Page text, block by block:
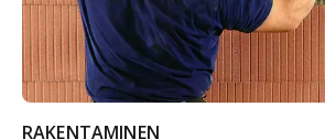
RAKENTAMINEN